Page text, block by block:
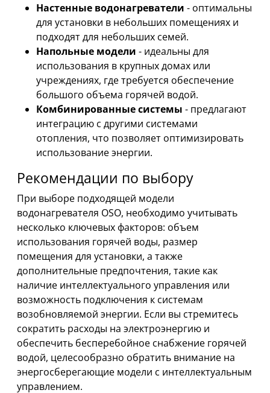
Настенные водонагреватели - оптимальны
для установки в небольших помещениях и
подходят для небольших семей.
Напольные модели - идеальны для
использования в крупных домах или
учреждениях, где требуется обеспечение
большого объема горячей водой.
Комбинированные системы - предлагают
интеграцию с другими системами
отопления, что позволяет оптимизировать
использование энергии.
Рекомендации по выбору
При выборе подходящей модели
водонагревателя OSO, необходимо учитывать
несколько ключевых факторов: объем
использования горячей воды, размер
помещения для установки, а также
дополнительные предпочтения, такие как
наличие интеллектуального управления или
возможность подключения к системам
возобновляемой энергии. Если вы стремитесь
сократить расходы на электроэнергию и
обеспечить бесперебойное снабжение горячей
водой, целесообразно обратить внимание на
энергосберегающие модели с интеллектуальным
управлением.